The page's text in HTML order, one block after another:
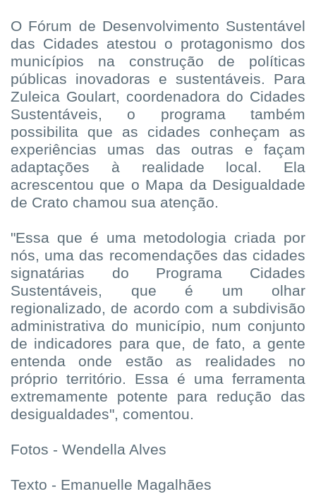
O Fórum de Desenvolvimento Sustentável
das Cidades atestou o protagonismo dos
municípios na construção de políticas
públicas inovadoras e sustentáveis. Para
Zuleica Goulart, coordenadora do Cidades
Sustentáveis, o programa também
possibilita que as cidades conheçam as
experiências umas das outras e façam
adaptações à realidade local. Ela
acrescentou que o Mapa da Desigualdade
de Crato chamou sua atenção.
"Essa que é uma metodologia criada por
nós, uma das recomendações das cidades
signatárias do Programa Cidades
Sustentáveis, que é um olhar
regionalizado, de acordo com a subdivisão
administrativa do município, num conjunto
de indicadores para que, de fato, a gente
entenda onde estão as realidades no
próprio território. Essa é uma ferramenta
extremamente potente para redução das
desigualdades", comentou.
Fotos - Wendella Alves
Texto - Emanuelle Magalhães